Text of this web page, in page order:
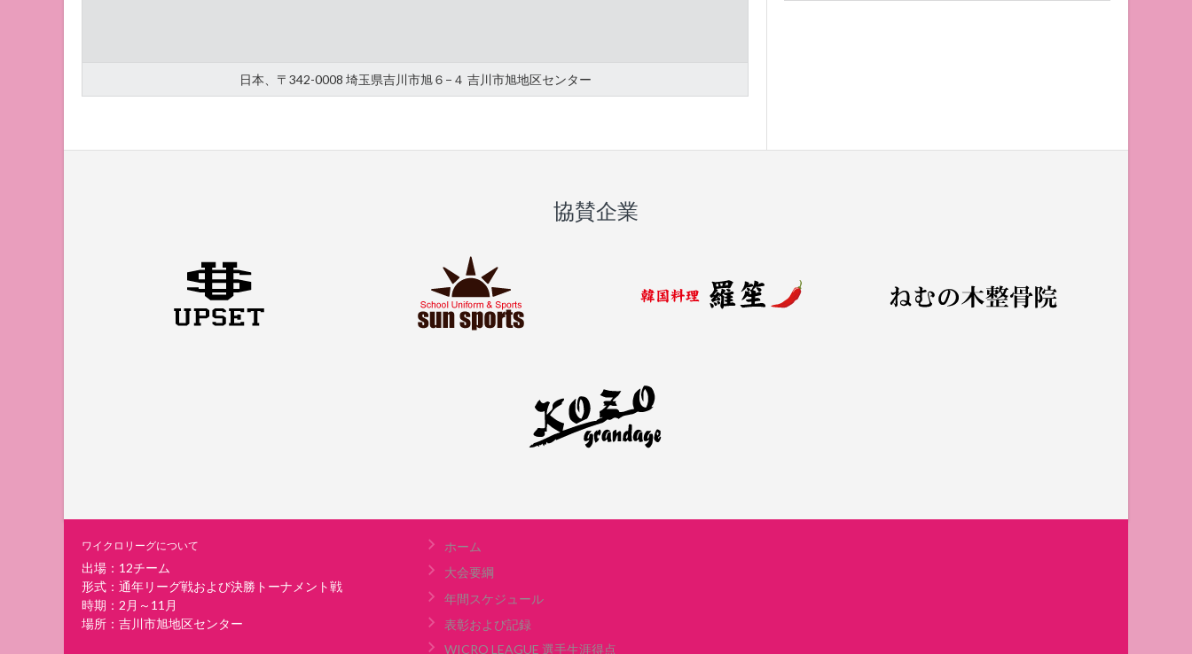
日本、〒342-0008 埼玉県吉川市旭６−４ 吉川市旭地区センター
協賛企業
ワイクロリーグについて
出場：12チーム
形式：通年リーグ戦および決勝トーナメント戦
時期：2月～11月
場所：吉川市旭地区センター
ホーム
大会要綱
年間スケジュール
表彰および記録
WICRO LEAGUE 選手生涯得点